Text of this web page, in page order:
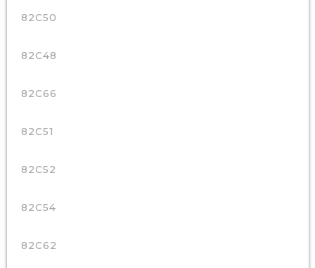
82C50
82C48
82C66
82C51
82C52
82C54
82C62